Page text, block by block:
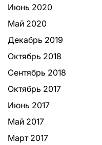
Июнь 2020
Май 2020
Декабрь 2019
Октябрь 2018
Сентябрь 2018
Октябрь 2017
Июнь 2017
Май 2017
Март 2017